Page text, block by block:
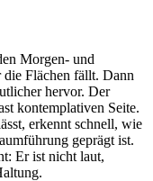
Morgen- und
Flächen fällt. Dann
hervor. Der
kontemplativen Seite.
erkennt schnell, wie
geprägt ist.
Er ist nicht laut,